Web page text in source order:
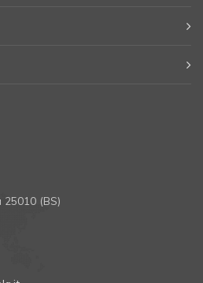
25010 (BS)